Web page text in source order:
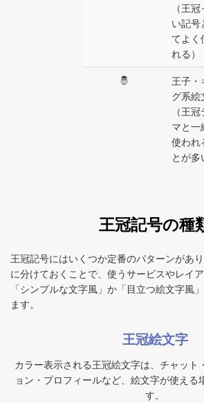
（王
い記号
てよく
れる）
🤴
王子・
グ系絵
（王
マと一
使われ
とが多
王冠記号の種
王冠記号にはいくつか定番のパターンがあ
に分けておくことで、使うサービスやレイア
「シンプルな文字風」か「目立つ絵文字風
ます。
王冠絵文字
カラー表示される王冠絵文字は、チャット
ョン・プロフィールなど、絵文字が使える
す。